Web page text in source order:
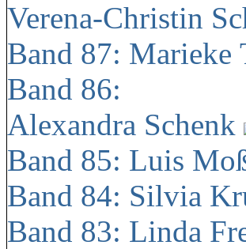
Verena-Christin
Band 87: Marieke
Band 86:
Alexandra Schenk
Band 85: Luis
Band 84: Silvia
Band 83: Linda